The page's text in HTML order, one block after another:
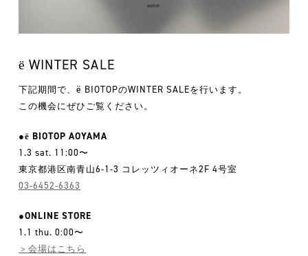
ё WINTER SALE
下記期間で、ë BIOTOPのWINTER SALEを行います。
この機会にぜひご覧ください。
●ё BIOTOP AOYAMA
1.3 sat. 11:00〜
東京都港区南青山6-1-3 コレッツィオーネ2F 4号室
03-6452-6363
●ONLINE STORE
1.1 thu. 0:00〜
＞会場はこちら